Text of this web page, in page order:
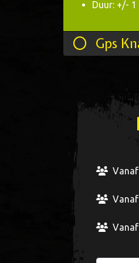
Duur: +/- 1
Gps